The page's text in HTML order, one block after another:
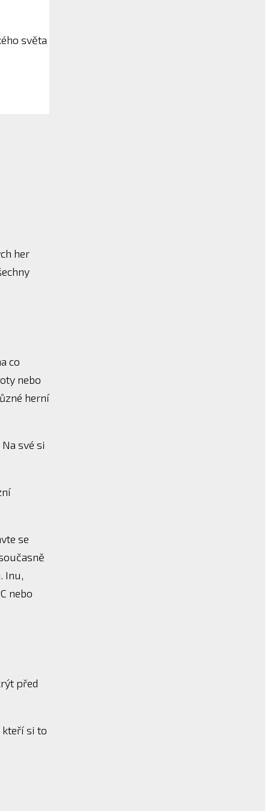
světa
her
co
nebo
herní
své si
se
Inu,
nebo
před
kteří si to